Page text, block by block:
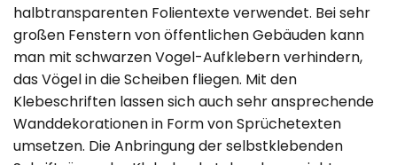
halbtransparenten Folientexte verwendet. Bei sehr
großen Fenstern von öffentlichen Gebäuden kann
man mit schwarzen Vogel-Aufklebern verhindern,
das Vögel in die Scheiben fliegen. Mit den
Klebeschriften lassen sich auch sehr ansprechende
Wanddekorationen in Form von Sprüchetexten
umsetzen. Die Anbringung der selbstklebenden